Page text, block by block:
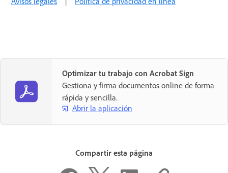
Optimizar tu trabajo con Acrobat Sign
Gestiona y firma documentos online de forma
rápida y sencilla.
Abrir la aplicación
Compartir esta página